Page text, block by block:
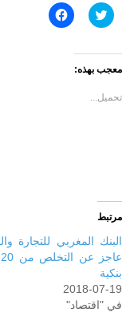
اضغط
للمشاركة
(فتح
في
نافذة
انقر
للمشاركة
معجب بهذه:
تحميل...
مرتبط
البنك المغربي للتجارة
بنكية
2018-07-19
في "اقتصاد"